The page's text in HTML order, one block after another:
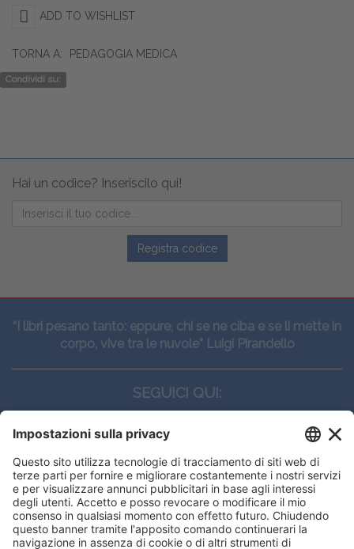
ADD TO WISHLIST
TORNA A: PEDAGOGIA MEDICA
Condividi su:
Hai un codice? Inseriscilo qui!
Registra codice
“I libri pesano tanto: eppure, chi se ne ciba e se li mette in
corpo, vive tra le nuvole” Luigi Pirandello
SEGUICI QUI:
CONTATTI
Edi.Ermes srl
Viale E. Forlanini, 21 - 20134, Milano
(+39)027021121